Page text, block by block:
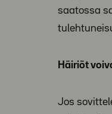
saatossa
Häiriöt
Jos